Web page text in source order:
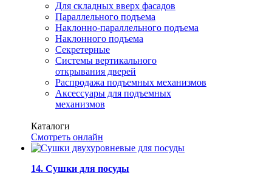
Для складных вверх фасадов
Параллельного подъема
Наклонно-параллельного подъема
Наклонного подъема
Секретерные
Системы вертикального
открывания дверей
Распродажа подъемных механизмов
Аксессуары для подъемных
механизмов
Каталоги
Смотреть онлайн
14. Сушки для посуды